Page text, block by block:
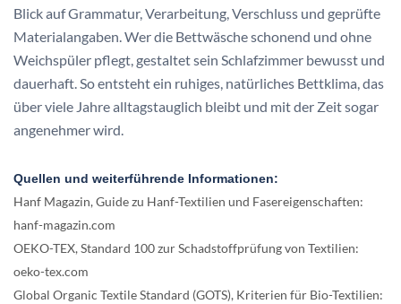
Blick auf Grammatur, Verarbeitung, Verschluss und geprüfte
Materialangaben. Wer die Bettwäsche schonend und ohne
Weichspüler pflegt, gestaltet sein Schlafzimmer bewusst und
dauerhaft. So entsteht ein ruhiges, natürliches Bettklima, das
über viele Jahre alltagstauglich bleibt und mit der Zeit sogar
angenehmer wird.
Quellen und weiterführende Informationen:
Hanf Magazin, Guide zu Hanf-Textilien und Fasereigenschaften:
hanf-magazin.com
OEKO-TEX, Standard 100 zur Schadstoffprüfung von Textilien:
oeko-tex.com
Global Organic Textile Standard (GOTS), Kriterien für Bio-Textilien: